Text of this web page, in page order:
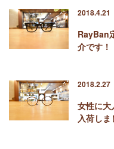
2018.4.21
RayBan
介です！
2018.2.27
女性に
入荷し